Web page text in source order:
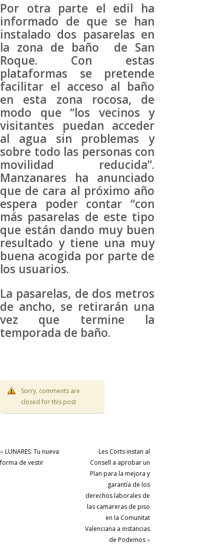
Por otra parte el edil ha
informado de que se han
instalado dos pasarelas en
la zona de baño de San
Roque. Con estas
plataformas se pretende
facilitar el acceso al baño
en esta zona rocosa, de
modo que “los vecinos y
visitantes puedan acceder
al agua sin problemas y
sobre todo las personas con
movilidad reducida”.
Manzanares ha anunciado
que de cara al próximo año
espera poder contar “con
más pasarelas de este tipo
que están dando muy buen
resultado y tiene una muy
buena acogida por parte de
los usuarios.
La pasarelas, de dos metros
de ancho, se retirarán una
vez que termine la
temporada de baño.
Sorry, comments are
closed for this post
« LUNARES: Tu nueva
forma de vestir
Les Corts instan al
Consell a aprobar un
Plan para la mejora y
garantía de los
derechos laborales de
las camareras de piso
en la Comunitat
Valenciana a instancias
de Podemos»